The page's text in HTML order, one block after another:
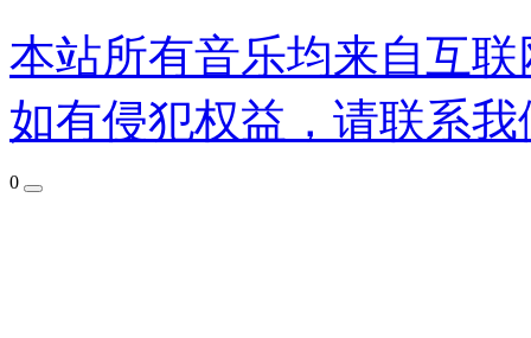
本站所有音乐均来自互
如有侵犯权益，请联系
0